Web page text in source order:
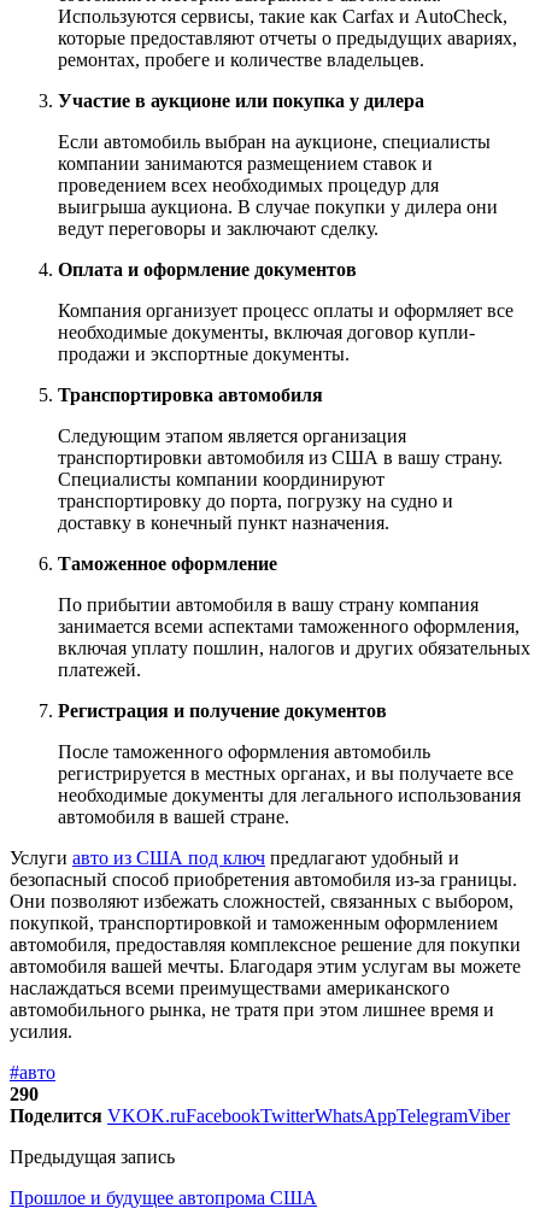
Используются сервисы, такие как Carfax и AutoCheck,
которые предоставляют отчеты о предыдущих авариях,
ремонтах, пробеге и количестве владельцев.
Участие в аукционе или покупка у дилера
Если автомобиль выбран на аукционе, специалисты
компании занимаются размещением ставок и
проведением всех необходимых процедур для
выигрыша аукциона. В случае покупки у дилера они
ведут переговоры и заключают сделку.
Оплата и оформление документов
Компания организует процесс оплаты и оформляет все
необходимые документы, включая договор купли-
продажи и экспортные документы.
Транспортировка автомобиля
Следующим этапом является организация
транспортировки автомобиля из США в вашу страну.
Специалисты компании координируют
транспортировку до порта, погрузку на судно и
доставку в конечный пункт назначения.
Таможенное оформление
По прибытии автомобиля в вашу страну компания
занимается всеми аспектами таможенного оформления,
включая уплату пошлин, налогов и других обязательных
платежей.
Регистрация и получение документов
После таможенного оформления автомобиль
регистрируется в местных органах, и вы получаете все
необходимые документы для легального использования
автомобиля в вашей стране.
Услуги авто из США под ключ предлагают удобный и
безопасный способ приобретения автомобиля из-за границы.
Они позволяют избежать сложностей, связанных с выбором,
покупкой, транспортировкой и таможенным оформлением
автомобиля, предоставляя комплексное решение для покупки
автомобиля вашей мечты. Благодаря этим услугам вы можете
наслаждаться всеми преимуществами американского
автомобильного рынка, не тратя при этом лишнее время и
усилия.
#авто
290
Поделится VKOK.ruFacebookTwitterWhatsAppTelegramViber
Предыдущая запись
Прошлое и будущее автопрома США